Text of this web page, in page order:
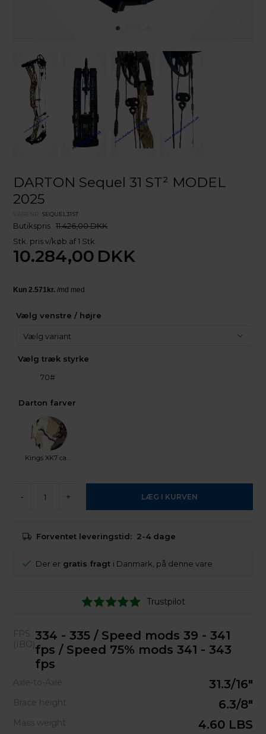
DARTON Sequel 31 ST² MODEL
2025
SEQUEL31ST
Butikspris 11.426,00 DKK
Stk. pris v/køb af 1 Stk
10.284,00 DKK
Vælg venstre / højre
Vælg træk styrke
70#
Darton farver
Kings XK7 camo
- +
Forventet leveringstid: 2-4 dage
Der er gratis fragt i Danmark, på denne vare
Trustpilot
FPS
(IBO)
334 - 335 / Speed mods 39 - 341
fps / Speed 75% mods 341 - 343
fps
Axle-to-Axle 31.3/16"
Brace height 6.3/8"
Mass weight 4.60 LBS